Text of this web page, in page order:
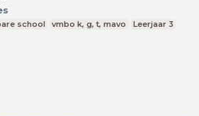
school vmbo k, g, t, mavo Leerjaar 3